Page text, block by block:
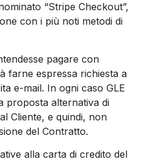
“Stripe Checkout”,
con i più noti metodi di
pagare con
farne espressa richiesta a
e-mail. In ogni caso GLE
proposta alternativa di
Cliente, e quindi, non
del Contratto.
alla carta di credito del